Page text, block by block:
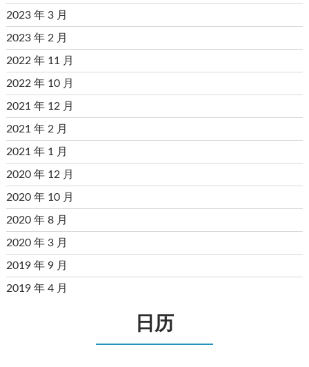
2023 年 3 月
2023 年 2 月
2022 年 11 月
2022 年 10 月
2021 年 12 月
2021 年 2 月
2021 年 1 月
2020 年 12 月
2020 年 10 月
2020 年 8 月
2020 年 3 月
2019 年 9 月
2019 年 4 月
日历